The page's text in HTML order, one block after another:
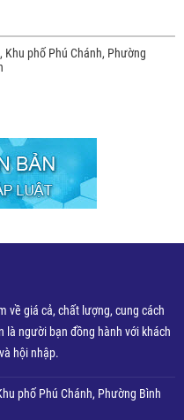
phố Phú Chánh, Phường
về giá cả, chất lượng, cung cách
là người bạn đồng hành với khách
hội nhập.
phố Phú Chánh, Phường Bình